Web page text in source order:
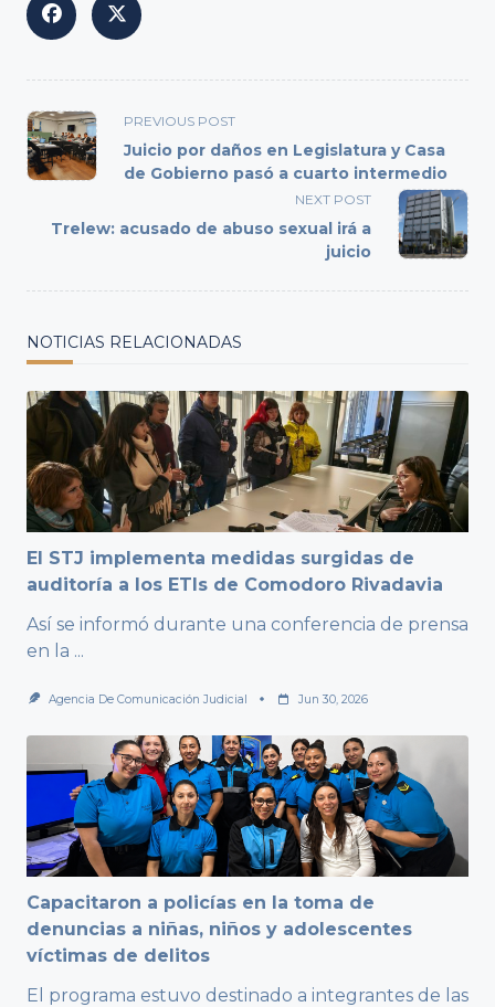
<span
class="nav-
subtitle
reader-
PREVIOUS POST
Juicio por daños en Legislatura y Casa
de Gobierno pasó a cuarto intermedio
NEXT POST
Trelew: acusado de abuso sexual irá a
juicio
NOTICIAS RELACIONADAS
El STJ implementa medidas surgidas de
auditoría a los ETIs de Comodoro Rivadavia
Así se informó durante una conferencia de prensa
en la ...
Agencia De Comunicación Judicial Jun 30, 2026
Capacitaron a policías en la toma de
denuncias a niñas, niños y adolescentes
víctimas de delitos
El programa estuvo destinado a integrantes de las